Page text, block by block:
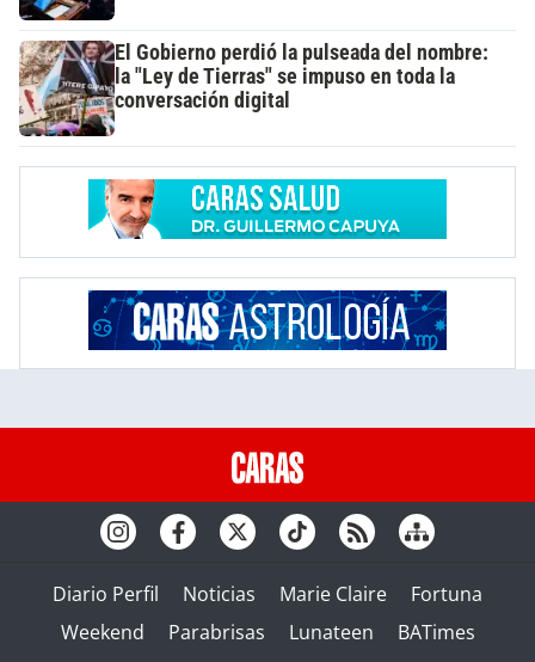
El Gobierno perdió la pulseada del nombre:
la "Ley de Tierras" se impuso en toda la
conversación digital
Diario Perfil Noticias Marie Claire
Fortuna
Weekend
Parabrisas Lunateen BATimes